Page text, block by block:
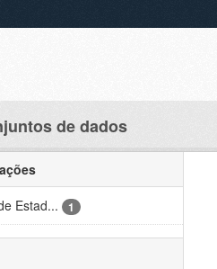
de dados
Estad...
1